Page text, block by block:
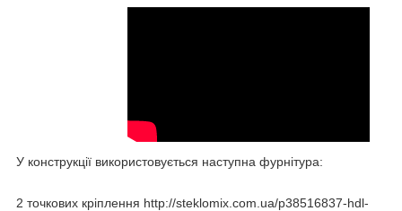
У конструкції використовується наступна фурнітура:
2 точкових кріплення http://steklomix.com.ua/p38516837-hdl-